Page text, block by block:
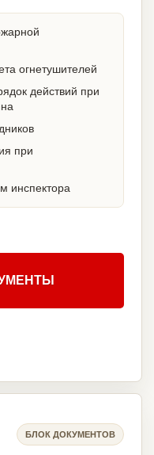
огнетушителей
действий при
при
инспектора
БЛОК ДОКУМЕНТОВ